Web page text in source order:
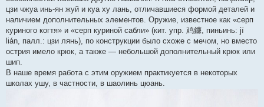
цзи чжуа инь-ян жуй и куа ху лань, отличавшиеся формой деталей и
наличием дополнительных элементов. Оружие, известное как «серп
куриного когтя» и «серп куриной сабли» (кит. упр. 鸡鐮, пиньинь: jī
lián, палл.: цзи лянь), по конструкции было схоже с мечом, но вместо
острия имело крюк, а также — небольшой дополнительный крюк или
шип.
В наше время работа с этим оружием практикуется в некоторых
школах ушу, в частности, в шаолинь цюань.